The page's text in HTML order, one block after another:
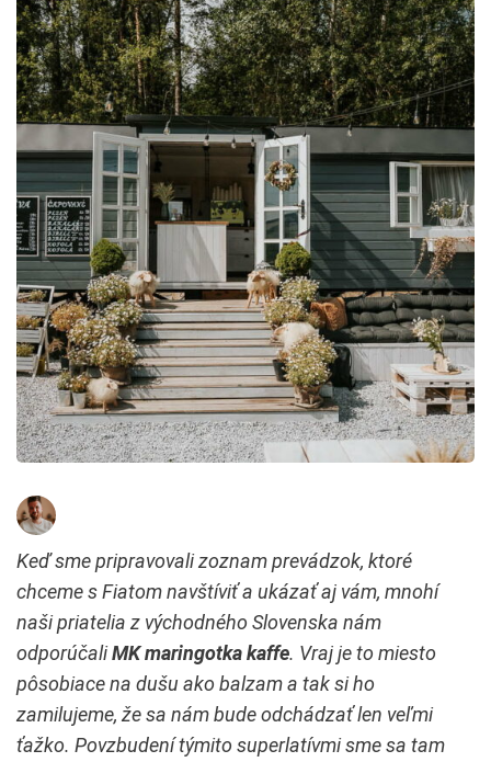
Keď sme pripravovali zoznam prevádzok, ktoré
chceme s Fiatom navštíviť a ukázať aj vám, mnohí
naši priatelia z východného Slovenska nám
odporúčaliMK maringotka kaffe. Vraj je to miesto
pôsobiace na dušu ako balzam a tak si ho
zamilujeme, že sa nám bude odchádzať len veľmi
ťažko. Povzbudení týmito superlatívmi sme sa tam